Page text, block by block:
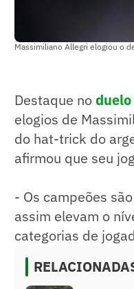
Massimiliano Allegri elogiou o
Destaque no
elogios de
do hat-trick do
afirmou que seu
- Os campeões
assim elevam o
categorias de